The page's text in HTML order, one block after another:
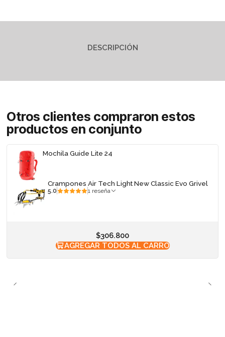
DESCRIPCIÓN
Otros clientes compraron estos
productos en conjunto
Mochila Guide Lite 24
Crampones Air Tech Light New Classic Evo Grivel
5.0 1 reseña
$306.800
AGREGAR TODOS AL CARRO